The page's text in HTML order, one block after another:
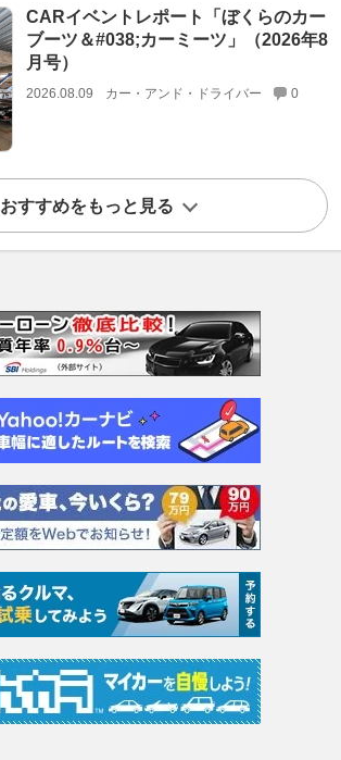
CARイベントレポート「ぼくらのカー
ブーツ＆#038;カーミーツ」（2026年8
月号）
2026.08.09 カー・アンド・ドライバー 0
おすすめをもっと見る